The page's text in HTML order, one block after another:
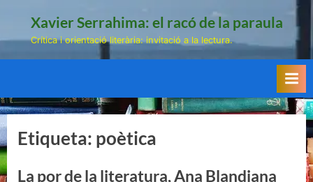
Xavier Serrahima: el racó de la paraula
Crítica i orientació literària: invitació a la lectura.
Etiqueta: poètica
La por de la literatura, Ana Blandiana